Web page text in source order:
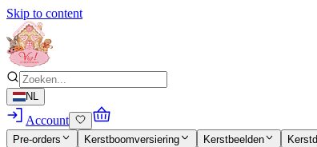
Skip to content
NL
Account
Pre-orders Kerstboomversiering Kerstbeelden